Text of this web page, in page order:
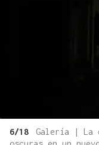
6/18
Galería | La